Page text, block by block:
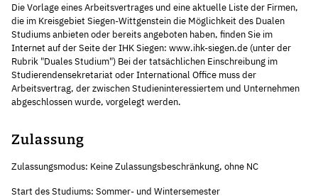
Die Vorlage eines Arbeitsvertrages und eine aktuelle Liste der Firmen,
die im Kreisgebiet Siegen-Wittgenstein die Möglichkeit des Dualen
Studiums anbieten oder bereits angeboten haben, finden Sie im
Internet auf der Seite der IHK Siegen: www.ihk-siegen.de (unter der
Rubrik "Duales Studium") Bei der tatsächlichen Einschreibung im
Studierendensekretariat oder International Office muss der
Arbeitsvertrag, der zwischen Studieninteressiertem und Unternehmen
abgeschlossen wurde, vorgelegt werden.
Zulassung
Zulassungsmodus: Keine Zulassungsbeschränkung, ohne NC
Start des Studiums: Sommer- und Wintersemester